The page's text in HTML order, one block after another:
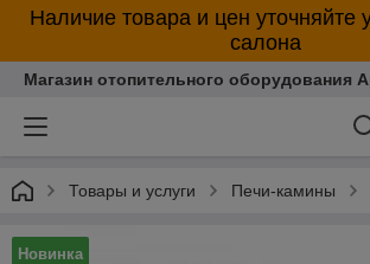
Наличие товара и цен уточняйте
салона
Магазин отопительного оборудования
Товары и услуги Печи-камины
Новинка